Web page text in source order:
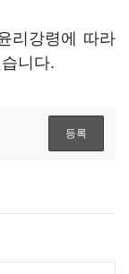
리강령에 따라
니다.